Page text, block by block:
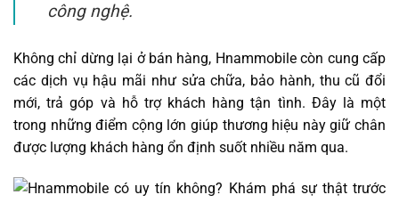
công nghệ.
Không chỉ dừng lại ở bán hàng, Hnammobile còn cung cấp
các dịch vụ hậu mãi như sửa chữa, bảo hành, thu cũ đổi
mới, trả góp và hỗ trợ khách hàng tận tình. Đây là một
trong những điểm cộng lớn giúp thương hiệu này giữ chân
được lượng khách hàng ổn định suốt nhiều năm qua.